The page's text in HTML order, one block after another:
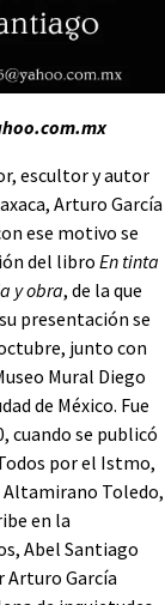
escultor y autor
Arturo García
ese motivo se
del libro En tinta
y obra, de la que
presentación se
junto con
Mural Diego
de México. Fue
cuando se publicó
por el Istmo,
Altamirano Toledo,
en la
Abel Santiago
Arturo García